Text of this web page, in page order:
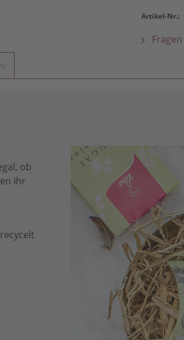
Artikel-Nr.:
ob
Ihr